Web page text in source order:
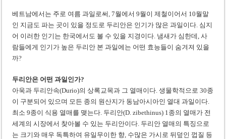
베트남에서는 주로 여름 과일로써, 7월에서 9월이 제철이어서 10월말
인 지금도 파는 곳이 있을 정도로 두리안은 인기가 많은 과일이다. 심지
어 이러한 인기는 한국에서도 볼 수 있을 지경이다. 냄새가 심한데, 사
람들에게 인기가 높은 두리안 본 과일에는 어떤 효능들이 숨겨져 있을
까?
두리안은 어떤 과일인가?
아욱과 두리안속(Durio)의 상록교목과 그 열매이다. 생물학적으로 30종
이 구분되어 있으며 모든 종의 원산지가 동남아시아인 열대 과일이다.
최소 9종이 식용 열매를 맺는다. 두리안(D. zibethinus) 1종의 열매가 전
세계의 시장에서 찾아볼 수 있는 두리안이다. 두리안 열매의 특징으로
는 크기와 매우 독특하여 유일무이한 향, 수많은 가시로 뒤덮인 껍질 등